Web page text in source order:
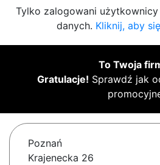
Tylko zalogowani
danych. Kliknij, aby
To Twoja
Gratulacje! Sprawdź jak
Poznań
Krajenecka 26